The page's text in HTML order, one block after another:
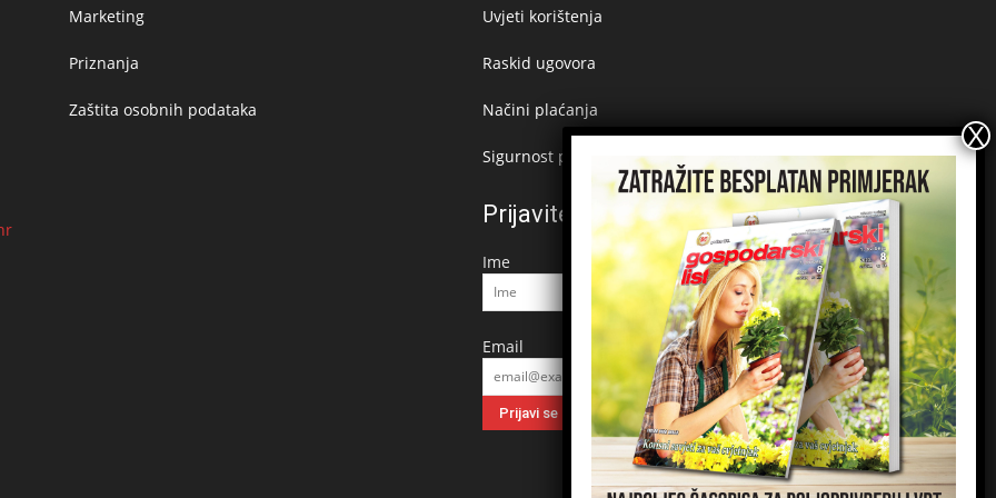
Marketing
Priznanja
Zaštita osobnih podataka
Uvjeti korištenja
Raskid ugovora
Načini plaćanja
Sigurnost plaćanja
Prijavite se na newsletter
Ime
Email